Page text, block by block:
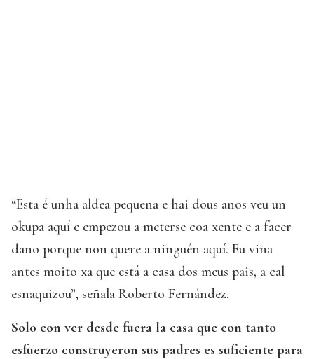
“Esta é unha aldea pequena e hai dous anos veu un
okupa aquí e empezou a meterse coa xente e a facer
dano porque non quere a ninguén aquí. Eu viña
antes moito xa que está a casa dos meus pais, a cal
esnaquizou”, señala Roberto Fernández.
Solo con ver desde fuera la casa que con tanto
esfuerzo construyeron sus padres es suficiente para